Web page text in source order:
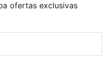
ofertas exclusivas